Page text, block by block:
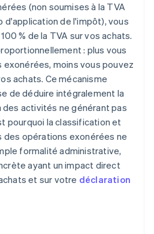
(non soumises à la TVA
d'application de l'impôt), vous
% de la TVA sur vos achats.
: plus vous
moins vous pouvez
achats. Ce mécanisme
de déduire intégralement la
des activités ne générant pas
pourquoi la classification et
opérations exonérées ne
formalité administrative,
ayant un impact direct
et sur votre déclaration